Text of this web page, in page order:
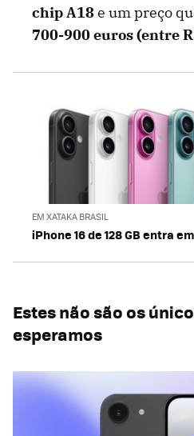
chip A18e um preço
700-900 euros (entre
EM XATAKA BRASIL
iPhone 16 de 128 GB entra
Estes não são os
esperamos